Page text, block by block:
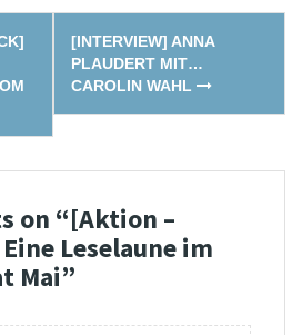
[INTERVIEW] ANNA
PLAUDERT MIT…
CAROLIN WAHL
on “[Aktion –
Leselaune im
Mai”